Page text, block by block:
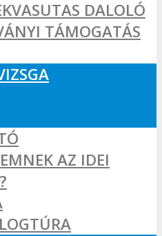
DALOLÓ
TÁMOGATÁS
AZ IDEI